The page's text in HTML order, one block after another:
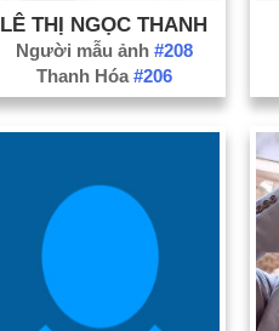
LÊ THỊ NGỌC THANH
Người mẫu ảnh #208
Thanh Hóa #206